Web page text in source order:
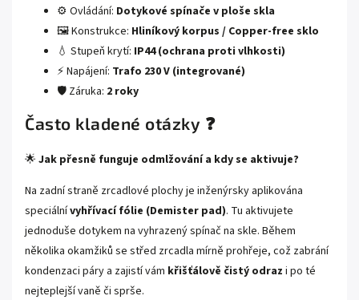
⚙️ Ovládání: Dotykové spínače v ploše skla
🖼️ Konstrukce: Hliníkový korpus / Copper-free sklo
💧 Stupeň krytí: IP44 (ochrana proti vlhkosti)
⚡ Napájení: Trafo 230 V (integrované)
🛡️ Záruka: 2 roky
Často kladené otázky ❓
🌟 Jak přesně funguje odmlžování a kdy se aktivuje?
Na zadní straně zrcadlové plochy je inženýrsky aplikována
speciálnívyhřívací fólie (Demister pad). Tu aktivujete
jednoduše dotykem na vyhrazený spínač na skle. Během
několika okamžiků se střed zrcadla mírně prohřeje, což zabrání
kondenzaci páry a zajistí vám křišťálově čistý odraz i po té
nejteplejší vaně či sprše.